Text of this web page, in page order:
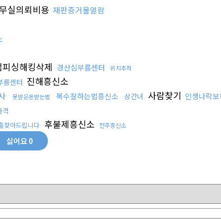
실의뢰비용 재판증거물열람
싱해킹삭제 경산심부름센터 위치추적
름센터 진해흥신소
못받은돈받는법 복수잘하는법흥신소 상간녀 사람찾기 인생나락보
격
찾아드립니다 후불제흥신소 전주흥신소
싫어요0